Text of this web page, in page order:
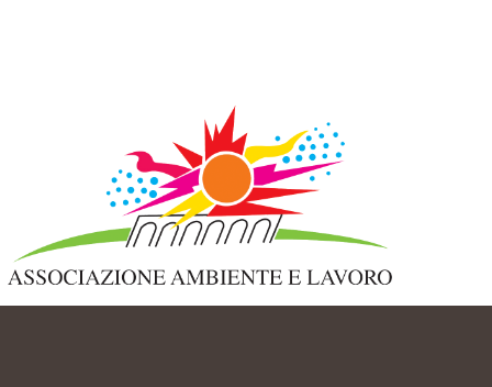
Questo sito web utilizza i cookie per migliorare la tua esperienza di
navigazione. Utilizzando il nostro sito web acconsenti a tutti i cookie
in conformità con la nostra policy per i cookie.
Accetta tutti Non accetto Chiudi
Preferenze Cookie